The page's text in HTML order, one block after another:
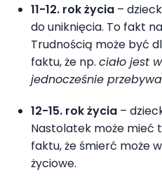
11-12. rok życia –
do uniknięcia. To fakt
Trudnością może być
faktu, że np. ciało jest
jednocześnie
12-15. rok życia –
Nastolatek może mieć
faktu, że śmierć może
życiowe.